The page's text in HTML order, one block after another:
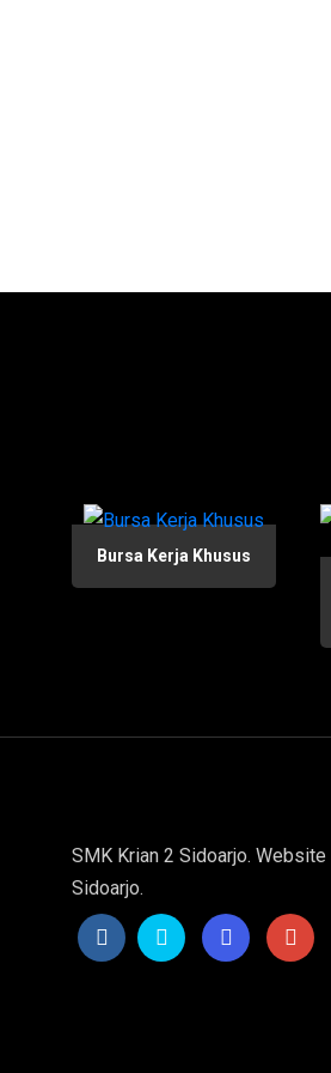
Bursa Kerja Khusus
SMK Krian 2 Sidoarjo.
Sidoarjo.